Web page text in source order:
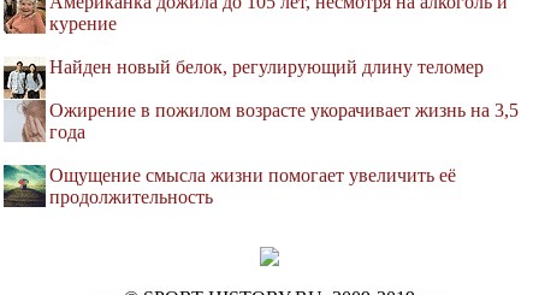
курение
Найден новый белок, регулирующий длину теломер
Ожирение в пожилом возрасте укорачивает жизнь на 3,5
года
Ощущение смысла жизни помогает увеличить её
продолжительность